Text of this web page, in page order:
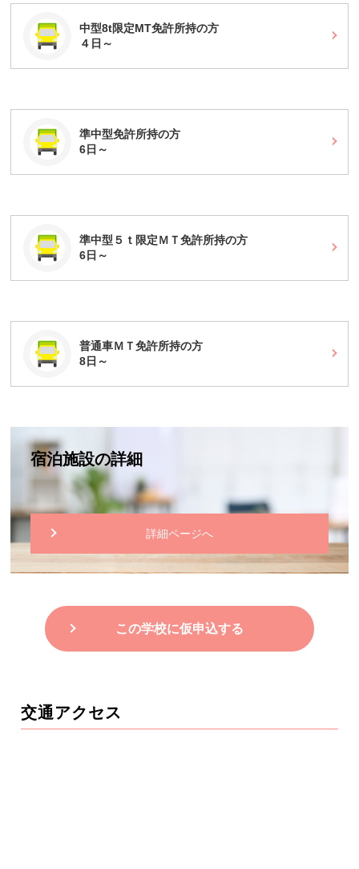
中型8t限定MT免許所持の方
４日～
準中型免許所持の方
6日～
準中型５ｔ限定ＭＴ免許所持の方
6日～
普通車ＭＴ免許所持の方
8日～
宿泊施設の詳細
詳細ページへ
この学校に仮申込する
交通アクセス